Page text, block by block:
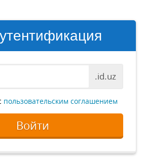
.id.uz
пользовательским соглашением
Войти